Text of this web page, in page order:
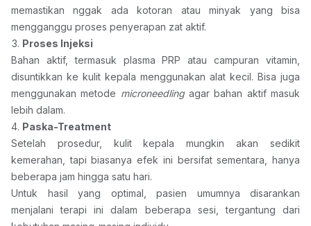
memastikan nggak ada kotoran atau minyak yang bisa
mengganggu proses penyerapan zat aktif.
Proses Injeksi
Bahan aktif, termasuk plasma PRP atau campuran vitamin,
disuntikkan ke kulit kepala menggunakan alat kecil. Bisa juga
menggunakan metode microneedling agar bahan aktif masuk
lebih dalam.
Paska-Treatment
Setelah prosedur, kulit kepala mungkin akan sedikit
kemerahan, tapi biasanya efek ini bersifat sementara, hanya
beberapa jam hingga satu hari.
Untuk hasil yang optimal, pasien umumnya disarankan
menjalani terapi ini dalam beberapa sesi, tergantung dari